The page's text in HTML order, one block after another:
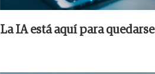
La IA está aquí para quedarse